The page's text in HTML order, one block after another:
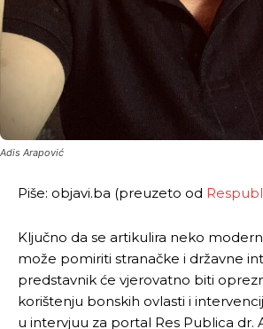
Adis Arapović
Piše: objavi.ba (preuzeto od
Ključno da se artikulira neko
može pomiriti stranačke i državne
predstavnik će vjerovatno biti
korištenju bonskih ovlasti i
u intervjuu za portal Res Publica dr.